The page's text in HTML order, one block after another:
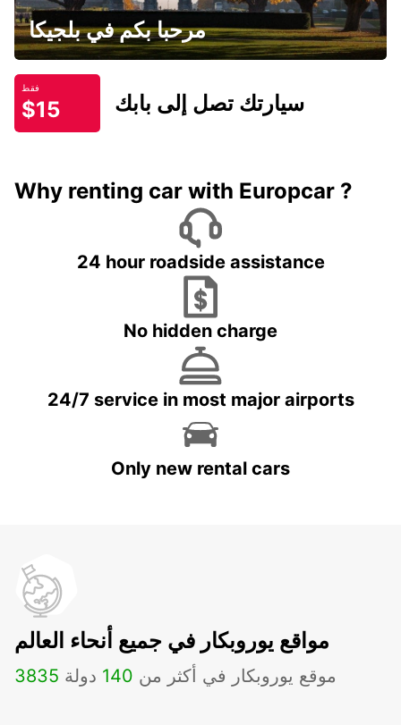
مرحبا بكم في بلجيكا
فقط
$15 سيارتك تصل إلى بابك
Why renting car with Europcar ?
24 hour roadside assistance
No hidden charge
24/7 service in most major airports
Only new rental cars
مواقع يوروبكار في جميع أنحاء العالم
3835 موقع يوروبكار في أكثر من 140 دولة